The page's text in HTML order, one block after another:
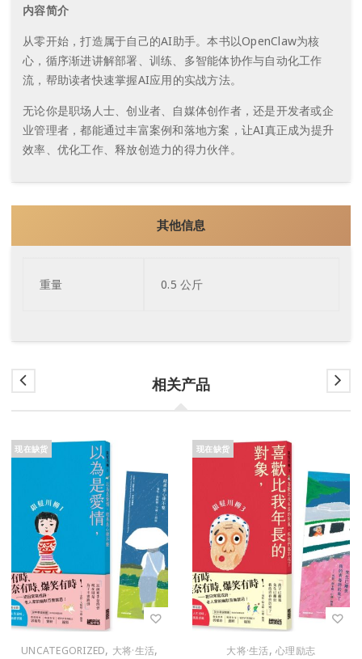
内容简介
从零开始，打造属于自己的AI助手。本书以OpenClaw为核
心，循序渐进讲解部署、训练、多智能体协作与自动化工作
流，帮助读者快速掌握AI应用的实战方法。
无论你是职场人士、创业者、自媒体创作者，还是开发者或企
业管理者，都能通过丰富案例和落地方案，让AI真正成为提升
效率、优化工作、释放创造力的得力伙伴。
其他信息
重量 0.5 公斤
相关产品
现在缺货
UNCATEGORIZED, 大将·生活,
现在缺货
大将·生活,心理励志